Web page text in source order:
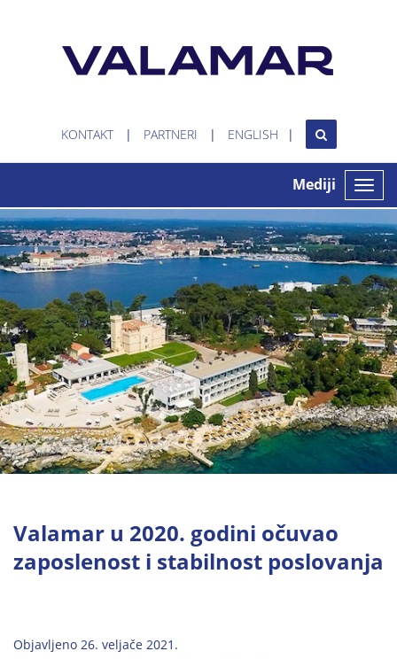
KONTAKT PARTNERI ENGLISH
Toggle
Mediji
Valamar u 2020. godini očuvao
zaposlenost i stabilnost poslovanja
Objavljeno 26. veljače 2021.